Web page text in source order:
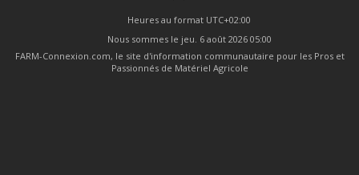
Heures au format UTC+02:00
Nous sommes le jeu. 6 août 2026 05:00
FARM-Connexion.com, le site d'information communautaire pour les Pros et
Passionnés de Matériel Agricole